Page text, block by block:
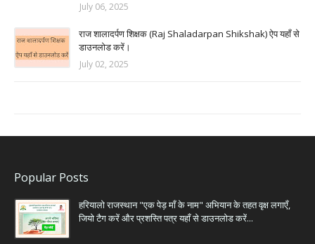
July 06, 2025
राज शालादर्पण शिक्षक (Raj Shaladarpan Shikshak) ऐप यहाँ से
डाउनलोड करें।
July 02, 2025
Popular Posts
हरियालो राजस्थान "एक पेड़ माँ के नाम" अभियान के तहत वृक्ष लगाएँ,
जियो टैग करें और प्रशस्ति पत्र यहाँ से डाउनलोड करें...